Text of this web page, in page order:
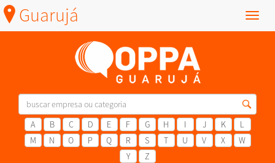
Menu
Guarujá
A B C D E F G H I J K
L
M
N O P Q R S T U V X
W
Y
Z